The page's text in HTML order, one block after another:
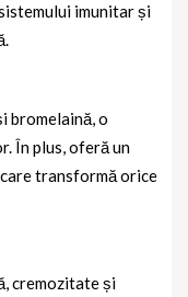
imunitar și
bromelaină, o
În plus, oferă un
transformă orice
cremozitate și